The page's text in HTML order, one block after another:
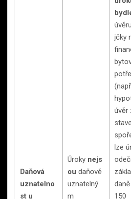
Daňová
uznatelno
st u
Úroky nejs
ou daňově
uznatelný
m
jčky
úvěr
lze
150